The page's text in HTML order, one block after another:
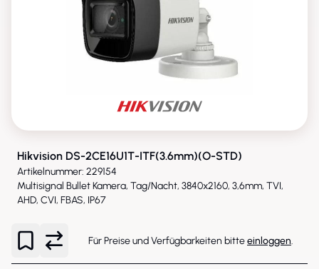
Hikvision DS-2CE16U1T-ITF(3.6mm)(O-STD)
Artikelnummer: 229154
Multisignal Bullet Kamera, Tag/Nacht, 3840x2160, 3,6mm, TVI,
AHD, CVI, FBAS, IP67
Für Preise und Verfügbarkeiten bitteeinloggen.